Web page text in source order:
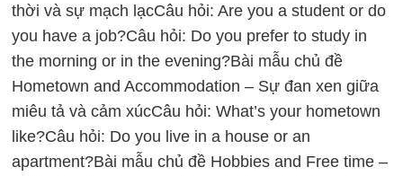
thời và sự mạch lạcCâu hỏi: Are you a student or do
you have a job?Câu hỏi: Do you prefer to study in
the morning or in the evening?Bài mẫu chủ đề
Hometown and Accommodation – Sự đan xen giữa
miêu tả và cảm xúcCâu hỏi: What’s your hometown
like?Câu hỏi: Do you live in a house or an
apartment?Bài mẫu chủ đề Hobbies and Free time –